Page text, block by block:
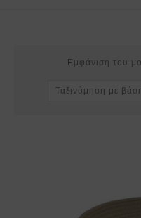
Εμφάνιση του
Ταξινόμηση με